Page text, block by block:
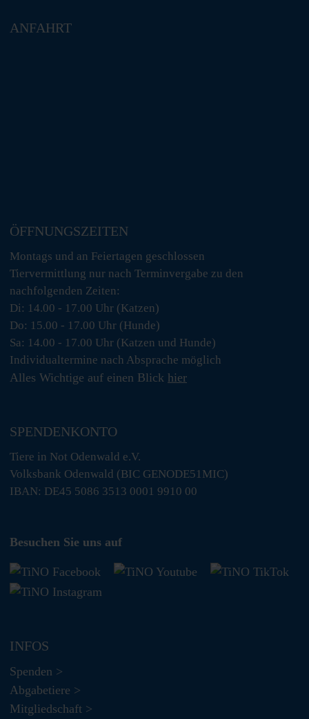
ANFAHRT
ÖFFNUNGSZEITEN
Montags und an Feiertagen geschlossen
Tiervermittlung nur nach Terminvergabe zu den
nachfolgenden Zeiten:
Di: 14.00 - 17.00 Uhr (Katzen)
Do: 15.00 - 17.00 Uhr (Hunde)
Sa: 14.00 - 17.00 Uhr (Katzen und Hunde)
Individualtermine nach Absprache möglich
Alles Wichtige auf einen Blick hier
SPENDENKONTO
Tiere in Not Odenwald e.V.
Volksbank Odenwald (BIC GENODE51MIC)
IBAN: DE45 5086 3513 0001 9910 00
Besuchen Sie uns auf
INFOS
Spenden >
Abgabetiere >
Mitgliedschaft >